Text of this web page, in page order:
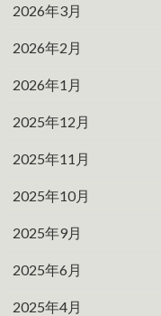
2026年3月
2026年2月
2026年1月
2025年12月
2025年11月
2025年10月
2025年9月
2025年6月
2025年4月